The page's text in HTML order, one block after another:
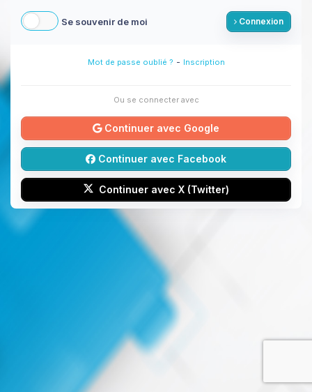
Se souvenir de moi Connexion
Mot de passe oublié ? - Inscription
Ou se connecter avec
Continuer avec Google
Continuer avec Facebook
Continuer avec X (Twitter)